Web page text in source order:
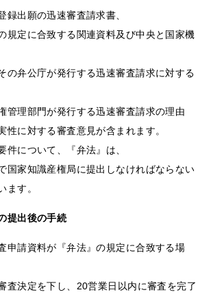
録出願の迅速審査請求書、
規定に合致する関連資料及び中央と国家機
の弁公庁が発行する迅速審査請求に対する
管理部門が発行する迅速審査請求の理由
性に対する審査意見が含まれます。
件について、『弁法』は、
国家知識産権局に提出しなければならない
ます。
出後の手続
申請資料が『弁法』の規定に合致する場
査決定を下し、20営業日以内に審査を完了